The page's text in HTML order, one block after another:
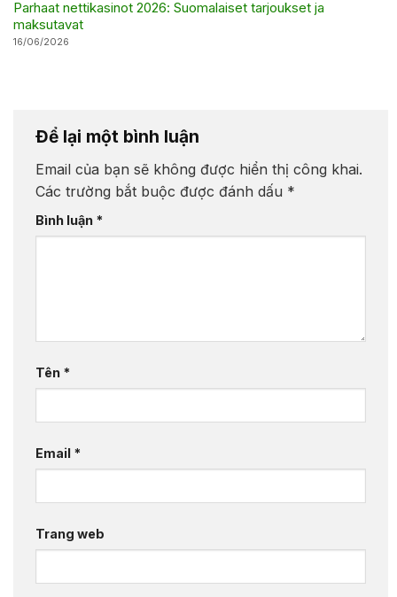
Parhaat nettikasinot 2026: Suomalaiset tarjoukset ja
maksutavat
16/06/2026
Để lại một bình luận
Email của bạn sẽ không được hiển thị công khai.
Các trường bắt buộc được đánh dấu *
Bình luận *
Tên *
Email *
Trang web